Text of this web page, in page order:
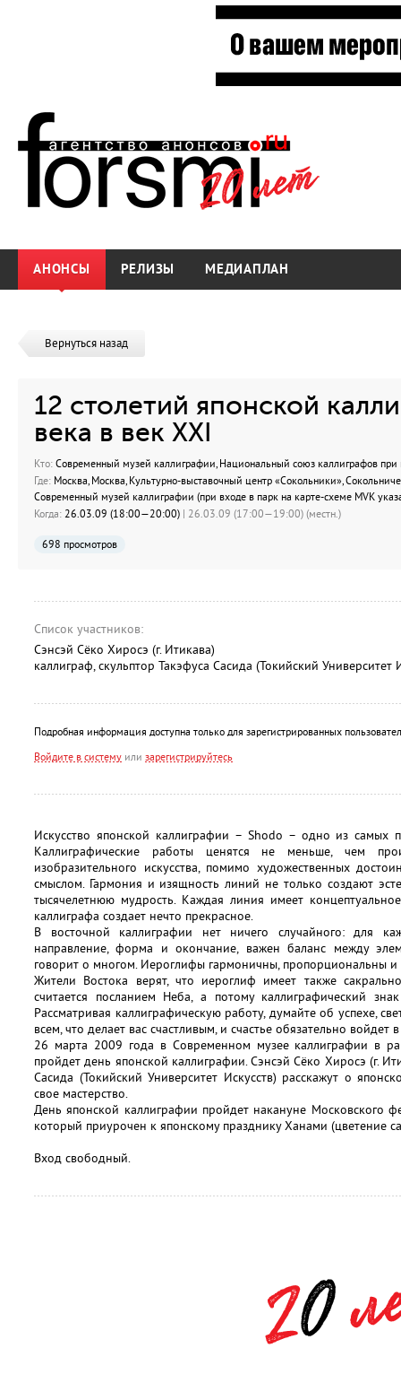
АНОНСЫ РЕЛИЗЫ МЕДИАПЛАН
Вернуться назад
12 столетий японской
века в век XXI
Кто: Современный музей каллиграфии, Национальный союз каллиграфов
Где: Москва, Москва, Культурно-выставочный центр «Сокольники»,
Современный музей каллиграфии (при входе в парк на карте-схеме MVK
Когда: 26.03.09 (18:00—20:00) | 26.03.09 (17:00—19:00) (местн.)
698 просмотров
Список участников:
Сэнсэй Сёко Хиросэ (г. Итикава)
каллиграф, скульптор Такэфуса Сасида (Токийский Университет
Подробная информация доступна только для зарегистрированных
Войдите в систему или зарегистрируйтесь
Искусство японской каллиграфии – Shodo – одно из самых
Каллиграфические работы ценятся не меньше, чем
изобразительного искусства, помимо художественных
смыслом. Гармония и изящность линий не только создают
тысячелетнюю мудрость. Каждая линия имеет
каллиграфа создает нечто прекрасное.
В восточной каллиграфии нет ничего случайного: для
направление, форма и окончание, важен баланс между
говорит о многом. Иероглифы гармоничны, пропорциональны и
Жители Востока верят, что иероглиф имеет также
считается посланием Неба, а потому каллиграфический
Рассматривая каллиграфическую работу, думайте об успехе,
всем, что делает вас счастливым, и счастье обязательно войдет
26 марта 2009 года в Современном музее каллиграфии в
пройдет день японской каллиграфии. Сэнсэй Сёко Хиросэ (г.
Сасида (Токийский Университет Искусств) расскажут о
свое мастерство.
День японской каллиграфии пройдет накануне Московского
который приурочен к японскому празднику Ханами (цветение
Вход свободный.